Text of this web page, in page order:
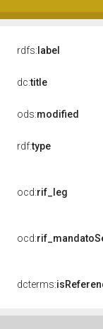
rdfs: label
dc:title
ods:modified
rdf:type
ocd:rif_leg
ocd:
dcterms: